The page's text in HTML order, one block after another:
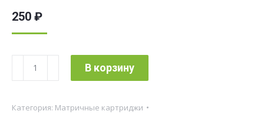
250 ₽
Количество
товара
матричный
В корзину
Категория: Матричные картриджи